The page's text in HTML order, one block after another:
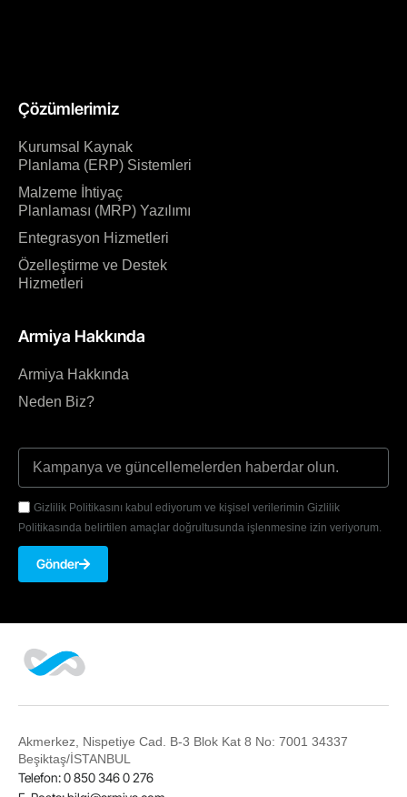
Çözümlerimiz
Kurumsal Kaynak
Planlama (ERP) Sistemleri
Malzeme İhtiyaç
Planlaması (MRP) Yazılımı
Entegrasyon Hizmetleri
Özelleştirme ve Destek
Hizmetleri
Armiya Hakkında
Armiya Hakkında
Neden Biz?
Gizlilik Politikasını kabul ediyorum ve kişisel verilerimin Gizlilik
Politikasında belirtilen amaçlar doğrultusunda işlenmesine izin veriyorum.
Gönder
Akmerkez, Nispetiye Cad. B-3 Blok Kat 8 No: 7001 34337
Beşiktaş/İSTANBUL
Telefon: 0 850 346 0 276